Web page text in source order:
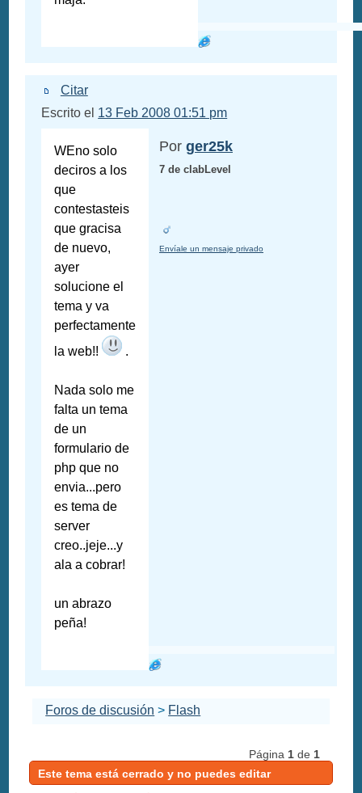
Citar
Escrito el 13 Feb 2008 01:51 pm
WEno solo
deciros a los
que
contestasteis
que gracisa
de nuevo,
ayer
solucione el
tema y va
perfectamente
la web!!
.
Nada solo me
falta un tema
de un
formulario de
php que no
envia...pero
es tema de
server
creo..jeje...y
ala a cobrar!
un abrazo
peña!
Por ger25k
7 de clabLevel
Envíale un mensaje privado
Foros de discusión > Flash
Página 1de 1
Este tema está cerrado y no puedes editar